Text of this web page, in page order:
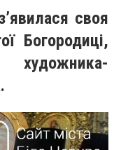
своя
Богородиці,
художника-